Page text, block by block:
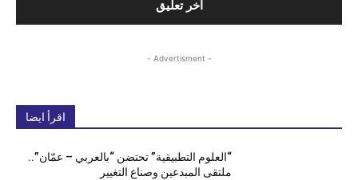
- Advertisment -
اقرأ ايضا
“العلوم التطبيقية” تحتضن “بالعربي – عمّان”..
ملتقى المبدعين وصناع التغيير